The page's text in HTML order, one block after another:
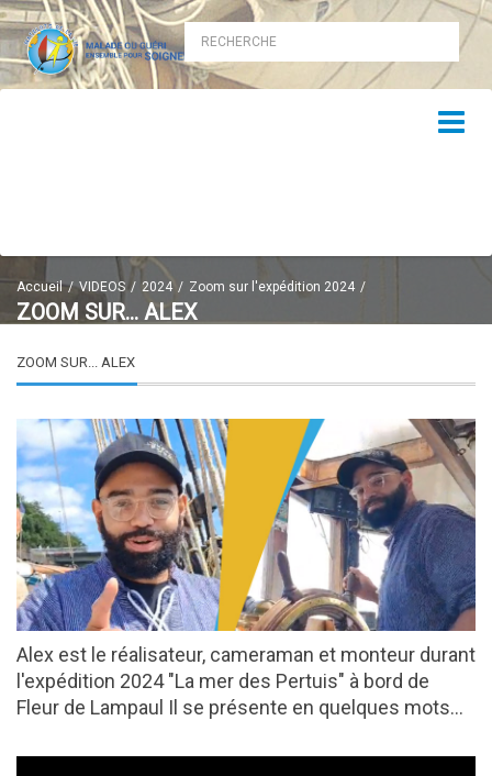
Accueil VIDEOS 2024 Zoom sur l'expédition 2024
ZOOM SUR... ALEX
ZOOM SUR... ALEX
Alex est le réalisateur, cameraman et monteur durant
l'expédition 2024 "La mer des Pertuis" à bord de
Fleur de Lampaul Il se présente en quelques mots...